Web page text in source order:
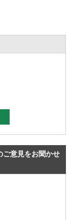
ご意見をお聞かせ